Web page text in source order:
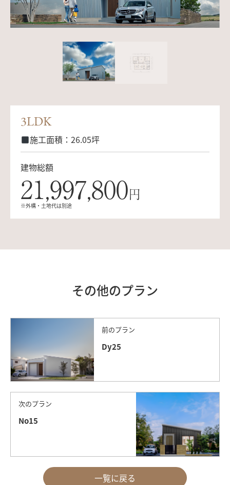
3LDK
施工面積：26.05坪
建物総額
21,997,800円
※外構・土地代は別途
その他のプラン
前のプラン
Dy25
次のプラン
No15
一覧に戻る